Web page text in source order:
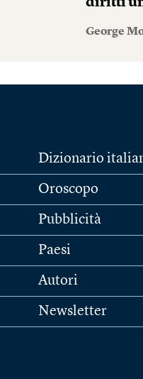
diritti
George
Dizionario
Oroscopo
Pubblicità
Paesi
Autori
Newsletter